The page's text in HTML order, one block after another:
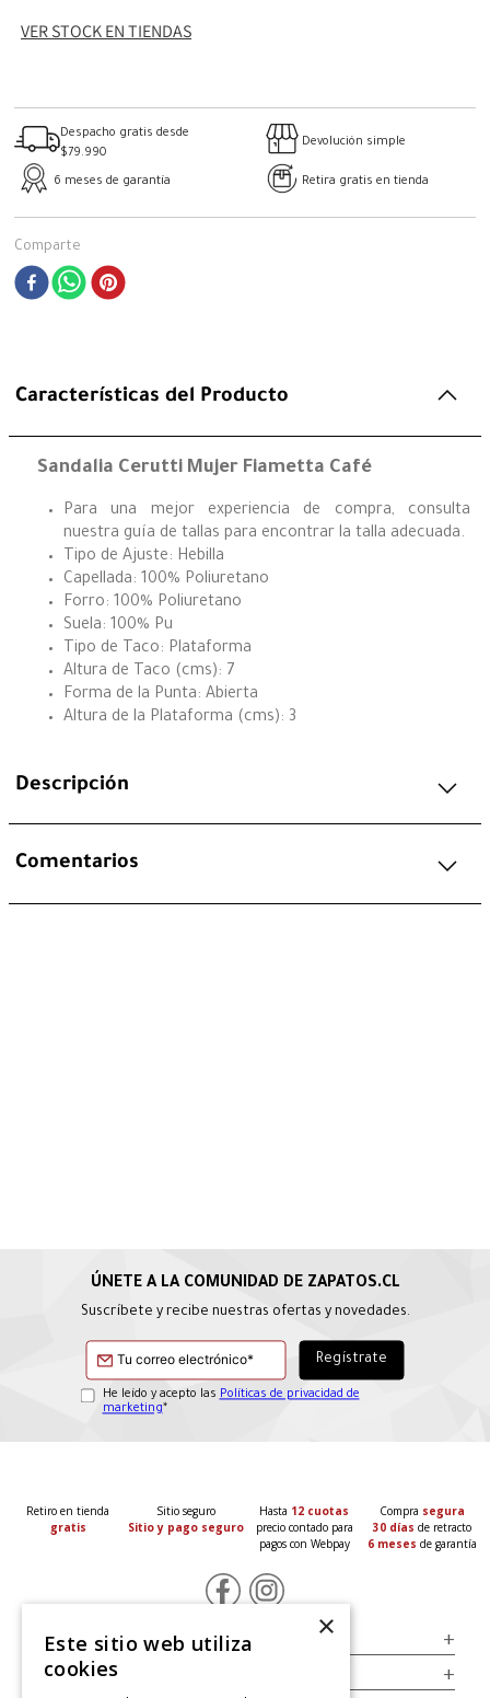
VER STOCK EN TIENDAS
Despacho gratis desde
$79.990
Devolución simple
6 meses de garantía Retira gratis en tienda
Comparte
Características del Producto
Sandalia Cerutti Mujer Fiametta Café
Para una mejor experiencia de compra, consulta
nuestra guía de tallas para encontrar la talla adecuada.
Tipo de Ajuste: Hebilla
Capellada: 100% Poliuretano
Forro: 100% Poliuretano
Suela: 100% Pu
Tipo de Taco: Plataforma
Altura de Taco (cms): 7
Forma de la Punta: Abierta
Altura de la Plataforma (cms): 3
Descripción
Comentarios
Suscríbete y recibe nuestras ofertas y novedades.
He leído y acepto las Políticas de privacidad de
marketing*
Retiro en tienda
gratis
Sitio seguro
Sitio y pago seguro
Hasta 12 cuotas
precio contado para
pagos con Webpay
Compra segura
30 días de retracto
6 meses de garantía
Servicio al Consumidor +
Legal +
×
Este sitio web utiliza
cookies